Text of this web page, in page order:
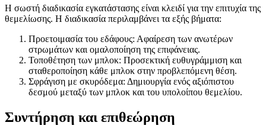
Η σωστή διαδικασία εγκατάστασης είναι κλειδί για την επιτυχία της
θεμελίωσης. Η διαδικασία περιλαμβάνει τα εξής βήματα:
Προετοιμασία του εδάφους: Αφαίρεση των ανωτέρων
στρωμάτων και ομαλοποίηση της επιφάνειας.
Τοποθέτηση των μπλοκ: Προσεκτική ευθυγράμμιση και
σταθεροποίηση κάθε μπλοκ στην προβλεπόμενη θέση.
Σφράγιση με σκυρόδεμα: Δημιουργία ενός αξιόπιστου
δεσμού μεταξύ των μπλοκ και του υπολοίπου θεμελίου.
Συντήρηση και επιθεώρηση